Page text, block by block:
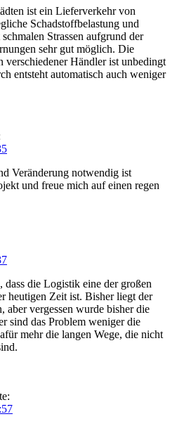
ist ein Lieferverkehr von
Schadstoffbelastung und
Strassen aufgrund der
sehr gut möglich. Die
verschiedener Händler ist unbedingt
entsteht automatisch auch weniger
Veränderung notwendig ist
und freue mich auf einen regen
dass die Logistik eine der großen
heutigen Zeit ist. Bisher liegt der
aber vergessen wurde bisher die
sind das Problem weniger die
mehr die langen Wege, die nicht